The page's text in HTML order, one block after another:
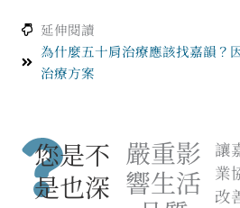
延伸閱讀
為什麼五十肩治療應該找嘉韻？
治療方案
您是不
是也深
嚴重影
響生活
讓
業
改